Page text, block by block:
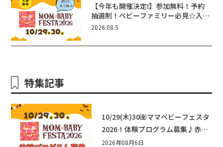
【今年も開催決定!】参加無料！予約
抽選制！ベビーファミリー必見☆入場
無料☆10/29(木)30(金)ママベビーフ
エリ守山
2026.08.5
特集記事
10/29(木)30㈮ママベビーフェスタ
2026！体験プログラム募集♪赤ち
ゃん向けイベントに出演しません
2026年08月6日